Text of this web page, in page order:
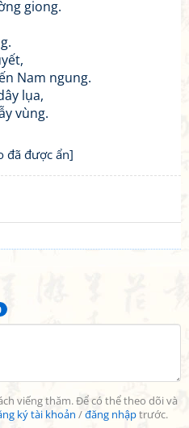
viếng thăm. Để có thể theo dõi và
ký tài khoản /đăng nhậptrước.
giong.
Nam ngung.
lụa,
vùng.
đã được ẩn]